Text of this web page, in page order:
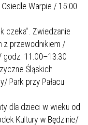
Warpie / 15:00
czeka”. Zwiedzanie
z przewodnikiem /
godz. 11:00–13:30
Śląskich
Park przy Pałacu
dla dzieci w wieku od
Kultury w Będzinie/